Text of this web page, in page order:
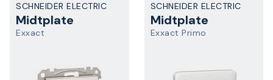
SCHNEIDER ELECTRIC
Midtplate
Exxact
SCHNEIDER ELECTRIC
Midtplate
Exxact Primo